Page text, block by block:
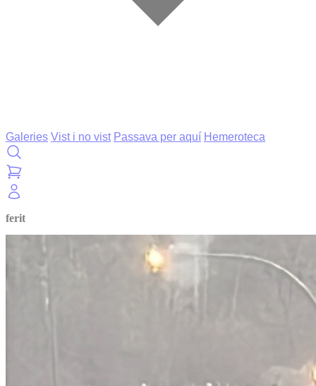
Galeries Vist i no vist Passava per aquí Hemeroteca
ferit